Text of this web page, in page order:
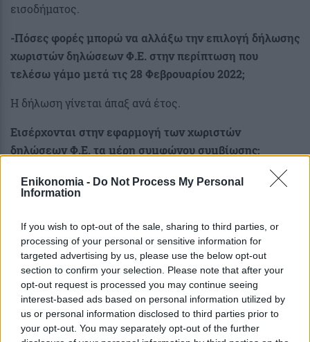
Enikonomia - Do Not Process My Personal
Information
If you wish to opt-out of the sale, sharing to third parties, or
processing of your personal or sensitive information for
targeted advertising by us, please use the below opt-out
section to confirm your selection. Please note that after your
opt-out request is processed you may continue seeing
interest-based ads based on personal information utilized by
us or personal information disclosed to third parties prior to
your opt-out. You may separately opt-out of the further
εισοδήματος.
-Πόσες φορές μπορώ να αλλάξω την επιλογή δήλωσης
χωριστών δηλώσεων Φ.Ε. στην περίπτωση που
τελέσω γάμο μετά τις 28 Φεβρουαρίου 2022;
Η δήλωση γίνεται άπαξ ανά έτος.
Εισέρχονται στην εφαρμογή των χωριστών
δηλώσεων Φ.Ε. τα μέρη συμφώνου συμβίωσης;
Όχι, δεν εισέρχονται στην εφαρμογή των χωριστών
δηλώσεων καθόσον εκ του νόμου τους έχει δοθεί
δηλώσεων.
-Πρέπει και οι δύο σύζυγοι να διαθέτουν δικούς τους
κωδικούς πρόσβασης προκειμένου να υποβάλλουν
χωριστές δηλώσεις Φ.Ε.;
Ναι, η σύζυγος που δεν έχει μέχρι τώρα κωδικούς